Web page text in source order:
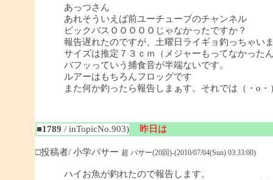
あっつさん
あれそういえば前ユーチューブのチャンネル
ビックバスＯＯＯＯＯじゃなかったですか？
報告遅れたのですが、土曜日ライギョ釣っちゃい
サイズは推定７３ｃｍ（メジャーもってなかった
バフッっていう捕食音が半端ないです。
ルアーはもちろんフロッグです
また何か釣ったら報告しまぁす。それでは（・o・
■1789 / inTopicNo.903) 昨日は
□投稿者/ 小学バサー 超 バサー(20回)-(2010/07/04(Sun) 03:33:00)
ハイお魚が釣れたので報告します。